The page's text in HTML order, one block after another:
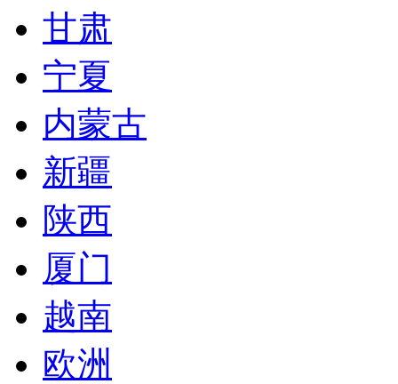
甘肃
宁夏
内蒙古
新疆
陕西
厦门
越南
欧洲